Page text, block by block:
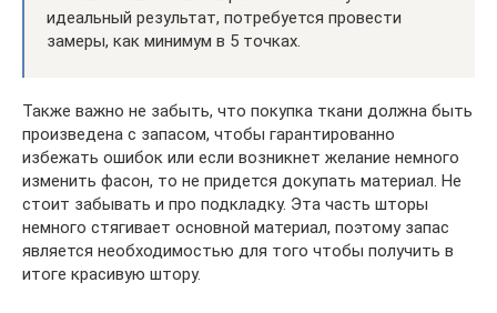
идеальный результат, потребуется провести
замеры, как минимум в 5 точках.
Также важно не забыть, что покупка ткани должна быть
произведена с запасом, чтобы гарантированно
избежать ошибок или если возникнет желание немного
изменить фасон, то не придется докупать материал. Не
стоит забывать и про подкладку. Эта часть шторы
немного стягивает основной материал, поэтому запас
является необходимостью для того чтобы получить в
итоге красивую штору.